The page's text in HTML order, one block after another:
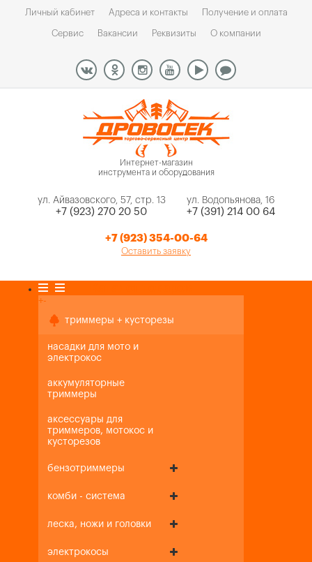
Личный кабинет Адреса и контакты Получение и оплата
Сервис Вакансии Реквизиты О компании
Интернет-магазин
инструмента и оборудования
ул. Айвазовского, 57, стр. 13
+7 (923) 270 20 50
ул. Водопьянова, 16
+7 (391) 214 00 64
+7 (923) 354-00-64
Оставить заявку
+-
триммеры + кусторезы
насадки для мото и
электрокос
аккумуляторные
триммеры
аксессуары для
триммеров, мотокос и
кусторезов
бензотриммеры
комби - система
леска, ножи и головки
электрокосы